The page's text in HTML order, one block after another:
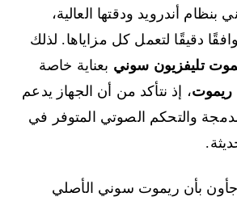
أندرويد ودقتها العالية،
دقيقًا لتعمل كل مزاياها. لذلك
تليفزيون سوني بعناية خاصة
ريموت، إذ نتأكد من أن الجهاز يدعم
والتحكم الصوتي المتوفر في
بأن ريموت سوني الأصلي